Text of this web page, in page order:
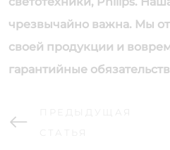
чрезвычайно важна. Мы
своей продукции и
гарантийные